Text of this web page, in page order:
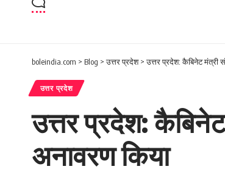
boleindia.com > Blog >उत्तर प्रदेश>उत्तर प्रदेश: कैबिनेट मंत्री
उत्तर प्रदेश
उत्तर प्रदेश: कैबिनेट
अनावरण किया